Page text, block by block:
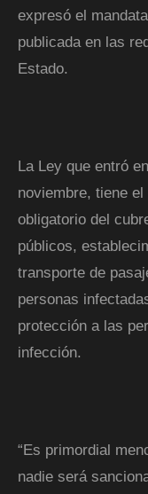
expresó el
publicada en las
Estado.
La Ley que entró
noviembre, tiene
obligatorio del
públicos,
transporte de
personas
protección a las
infección.
“Es primordial
nadie será